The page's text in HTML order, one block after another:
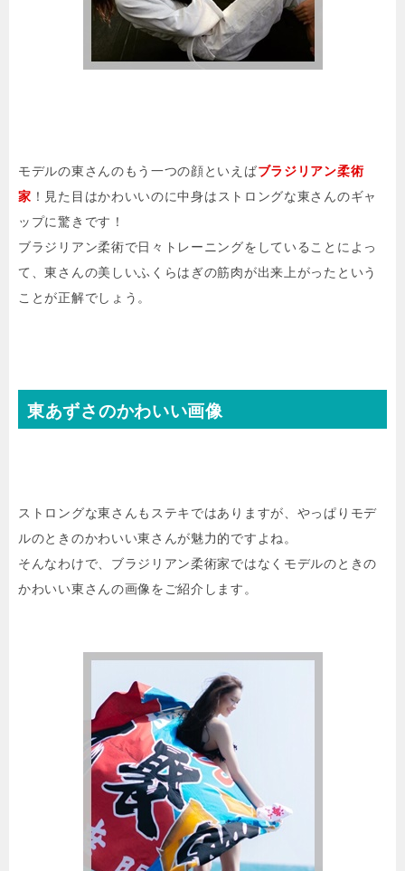
モデルの東さんのもう一つの顔といえばブラジリアン柔術
家 ！見た目はかわいいのに中身はストロングな東さんのギャ
ップに驚きです！
ブラジリアン柔術で日々トレーニングをしていることによっ
て、東さんの美しいふくらはぎの筋肉が出来上がったという
ことが正解でしょう。
東あずさのかわいい画像
ストロングな東さんもステキではありますが、やっぱりモデ
ルのときのかわいい東さんが魅力的ですよね。
そんなわけで、ブラジリアン柔術家ではなくモデルのときの
かわいい東さんの画像をご紹介します。